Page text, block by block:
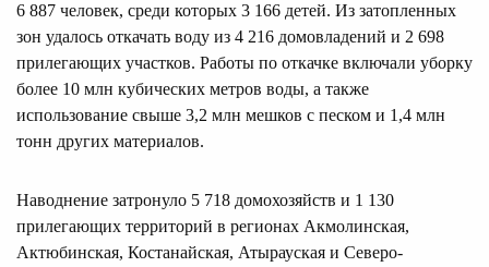
6 887 человек, среди которых 3 166 детей. Из затопленных
зон удалось откачать воду из 4 216 домовладений и 2 698
прилегающих участков. Работы по откачке включали уборку
более 10 млн кубических метров воды, а также
использование свыше 3,2 млн мешков с песком и 1,4 млн
тонн других материалов.
Наводнение затронуло 5 718 домохозяйств и 1 130
прилегающих территорий в регионах Акмолинская,
Актюбинская, Костанайская, Атырауская и Северо-